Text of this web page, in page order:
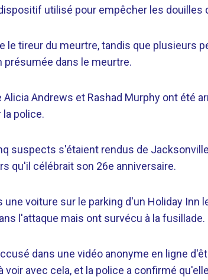
utilisé pour empêcher les douilles
le tireur du meurtre, tandis que plusieurs
dans le meurtre.
Alicia Andrews et Rashad Murphy ont été
police.
suspects s'étaient rendus de
qu'il célébrait son 26e anniversaire.
une voiture sur le parking d'un Holiday Inn
l'attaque mais ont survécu à la fusillade.
dans une vidéo anonyme en ligne
voir avec cela, et la police a confirmé